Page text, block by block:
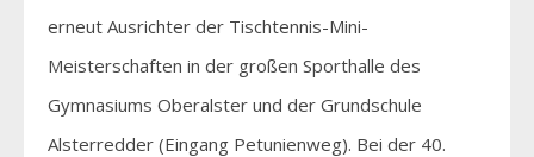
erneut Ausrichter der Tischtennis-Mini-
Meisterschaften in der großen Sporthalle des
Gymnasiums Oberalster und der Grundschule
Alsterredder (Eingang Petunienweg). Bei der 40.